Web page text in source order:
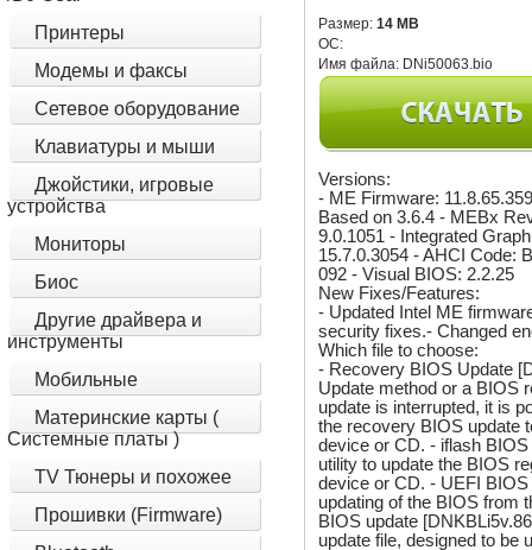
Принтеры
Модемы и факсы
Сетевое оборудование
Клавиатуры и мыши
Джойстики, игровые
устройства
Мониторы
Биос
Другие драйвера и
инструменты
Мобильные
Материнские карты (
Системные платы )
TV Тюнеры и похожее
Прошивки (Firmware)
Размер:14 MB
ОС:
Имя файла: DNi50063.bio
Versions:
- ME Firmware:
Based on 3.6.4 - MEBx
9.0.1051 - Integrated
15.7.0.3054 - AHCI Code:
092 - Visual BIOS: 2.2.25
New Fixes/Features:
- Updated Intel ME
security fixes.- Changed
Which file to choose:
- Recovery BIOS Update
Update method or a BIOS
update is interrupted, it is
the recovery BIOS update
device or CD. - iflash
utility to update the BIOS
device or CD. - UEFI
updating of the BIOS from
BIOS update
update file, designed to be